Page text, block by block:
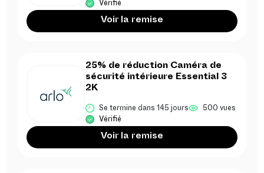
Vérifié
Voir la remise
25% de réduction Caméra de
sécurité intérieure Essential 3
2K
Se termine dans 145 jours 500 vues
Vérifié
Voir la remise